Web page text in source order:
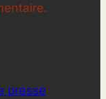
presse